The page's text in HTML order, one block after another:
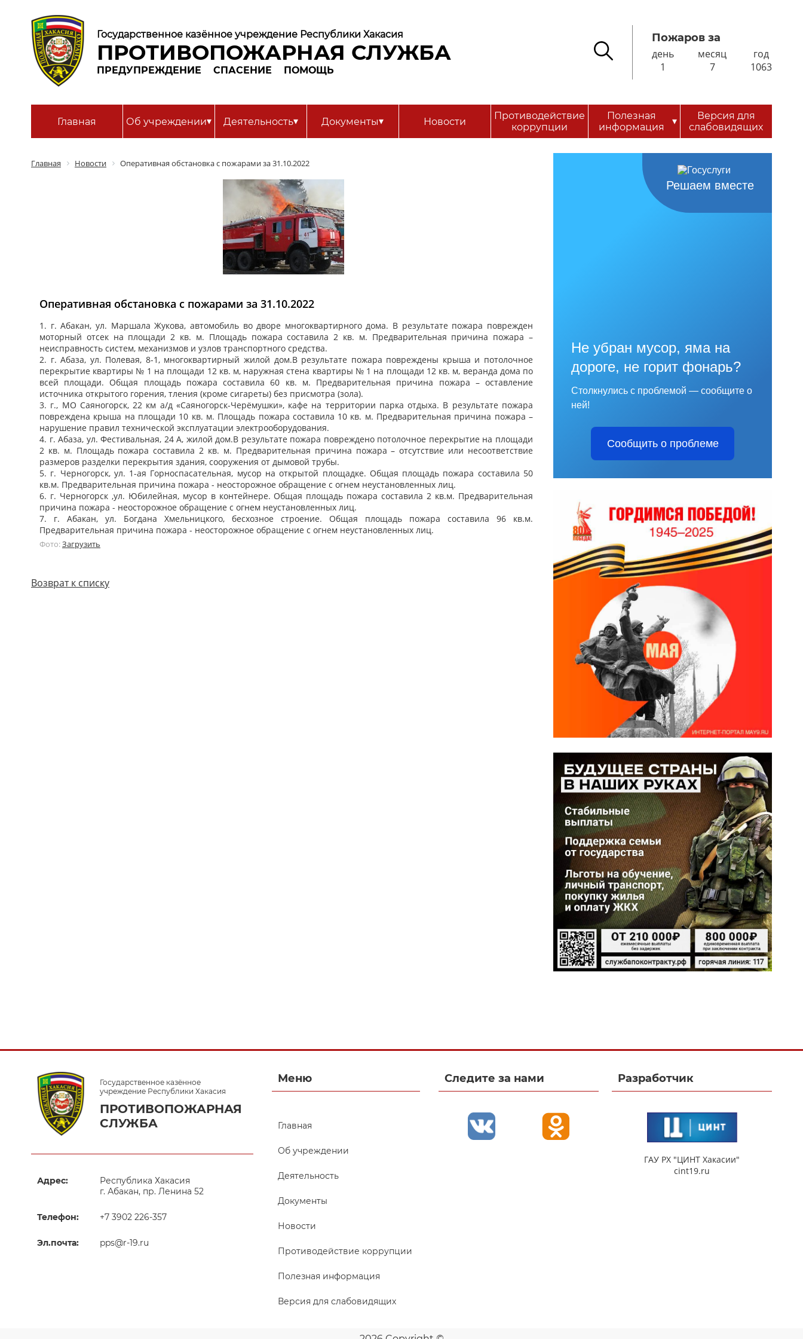
Государственное казённое учреждение Республики Хакасия
ПРОТИВОПОЖАРНАЯ СЛУЖБА
ПРЕДУПРЕЖДЕНИЕ СПАСЕНИЕ ПОМОЩЬ
Пожаров за
день
1
месяц
7
год
1063
Главная Об учреждении▾ Деятельность▾ Документы▾ Новости
Противодействие
коррупции
Полезная
информация
▾
Версия для
слабовидящих
Главная Новости Оперативная обстановка с пожарами за 31.10.2022
Оперативная обстановка с пожарами за 31.10.2022
1. г. Абакан, ул. Маршала Жукова, автомобиль во дворе многоквартирного дома. В результате пожара поврежден
моторный отсек на площади 2 кв. м. Площадь пожара составила 2 кв. м. Предварительная причина пожара –
неисправность систем, механизмов и узлов транспортного средства.
2. г. Абаза, ул. Полевая, 8-1, многоквартирный жилой дом.В результате пожара повреждены крыша и потолочное
перекрытие квартиры № 1 на площади 12 кв. м, наружная стена квартиры № 1 на площади 12 кв. м, веранда дома по
всей площади. Общая площадь пожара составила 60 кв. м. Предварительная причина пожара – оставление
источника открытого горения, тления (кроме сигареты) без присмотра (зола).
3. г., МО Саяногорск, 22 км а/д «Саяногорск-Черёмушки», кафе на территории парка отдыха. В результате пожара
повреждена крыша на площади 10 кв. м. Площадь пожара составила 10 кв. м. Предварительная причина пожара –
нарушение правил технической эксплуатации электрооборудования.
4. г. Абаза, ул. Фестивальная, 24 А, жилой дом.В результате пожара повреждено потолочное перекрытие на площади
2 кв. м. Площадь пожара составила 2 кв. м. Предварительная причина пожара – отсутствие или несоответствие
размеров разделки перекрытия здания, сооружения от дымовой трубы.
5. г. Черногорск, ул. 1-ая Горноспасательная, мусор на открытой площадке. Общая площадь пожара составила 50
кв.м. Предварительная причина пожара - неосторожное обращение с огнем неустановленных лиц.
6. г. Черногорск ,ул. Юбилейная, мусор в контейнере. Общая площадь пожара составила 2 кв.м. Предварительная
причина пожара - неосторожное обращение с огнем неустановленных лиц.
7. г. Абакан, ул. Богдана Хмельницкого, бесхозное строение. Общая площадь пожара составила 96 кв.м.
Предварительная причина пожара - неосторожное обращение с огнем неустановленных лиц.
Фото:Загрузить
Возврат к списку
Решаем вместе
Не убран мусор, яма на
дороге, не горит фонарь?
Столкнулись с проблемой — сообщите о
ней!
Сообщить о проблеме
Государственное казённое
учреждение Республики Хакасия
ПРОТИВОПОЖАРНАЯ
СЛУЖБА
Адрес:
Республика Хакасия
г. Абакан, пр. Ленина 52
Телефон: +7 3902 226-357
Эл.почта: pps@r-19.ru
Меню
Главная
Об учреждении
Деятельность
Документы
Новости
Противодействие коррупции
Полезная информация
Версия для слабовидящих
Следите за нами Разработчик
ГАУ РХ "ЦИНТ Хакасии"
cint19.ru